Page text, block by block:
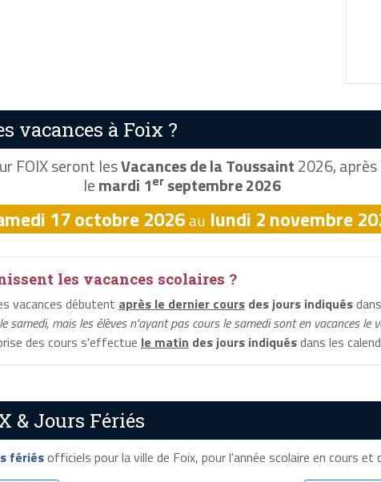
vacances à Foix ?
FOIX seront lesVacances de la Toussaint2026,
lemardi 1erseptembre 2026
17 octobre 2026au lundi 2 novembre
les vacances scolaires ?
vacances débutent après le dernier cours des jours indiqués
samedi, mais les élèves n'ayant pas cours le samedi sont en vacances le
des cours s'effectue le matin des jours indiquésdans les
& Jours Fériés
fériésofficiels pour la ville de Foix, pour l'année scolaire en cours et